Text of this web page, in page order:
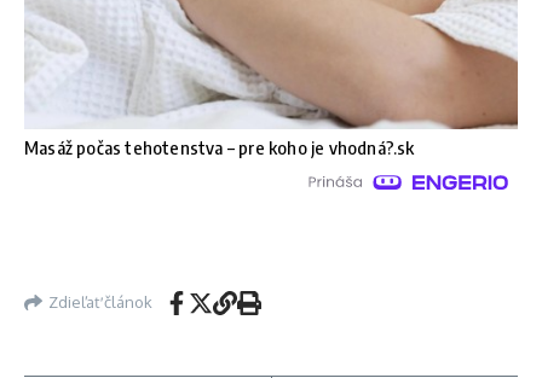
Masáž počas tehotenstva – pre koho je vhodná?.sk
Zdieľať článok